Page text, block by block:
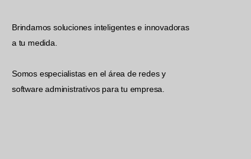
Brindamos soluciones inteligentes e innovadoras
a tu medida.
Somos especialistas en el área de redes y
software administrativos para tu empresa.